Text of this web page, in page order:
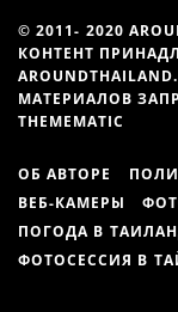
© 2011- 2020
КОНТЕНТ
МАТЕРИАЛОВ
THEMEMATIC
ОБ АВТОРЕ
ВЕБ-КАМЕРЫ
ПОГОДА В
ФОТОСЕССИЯ В